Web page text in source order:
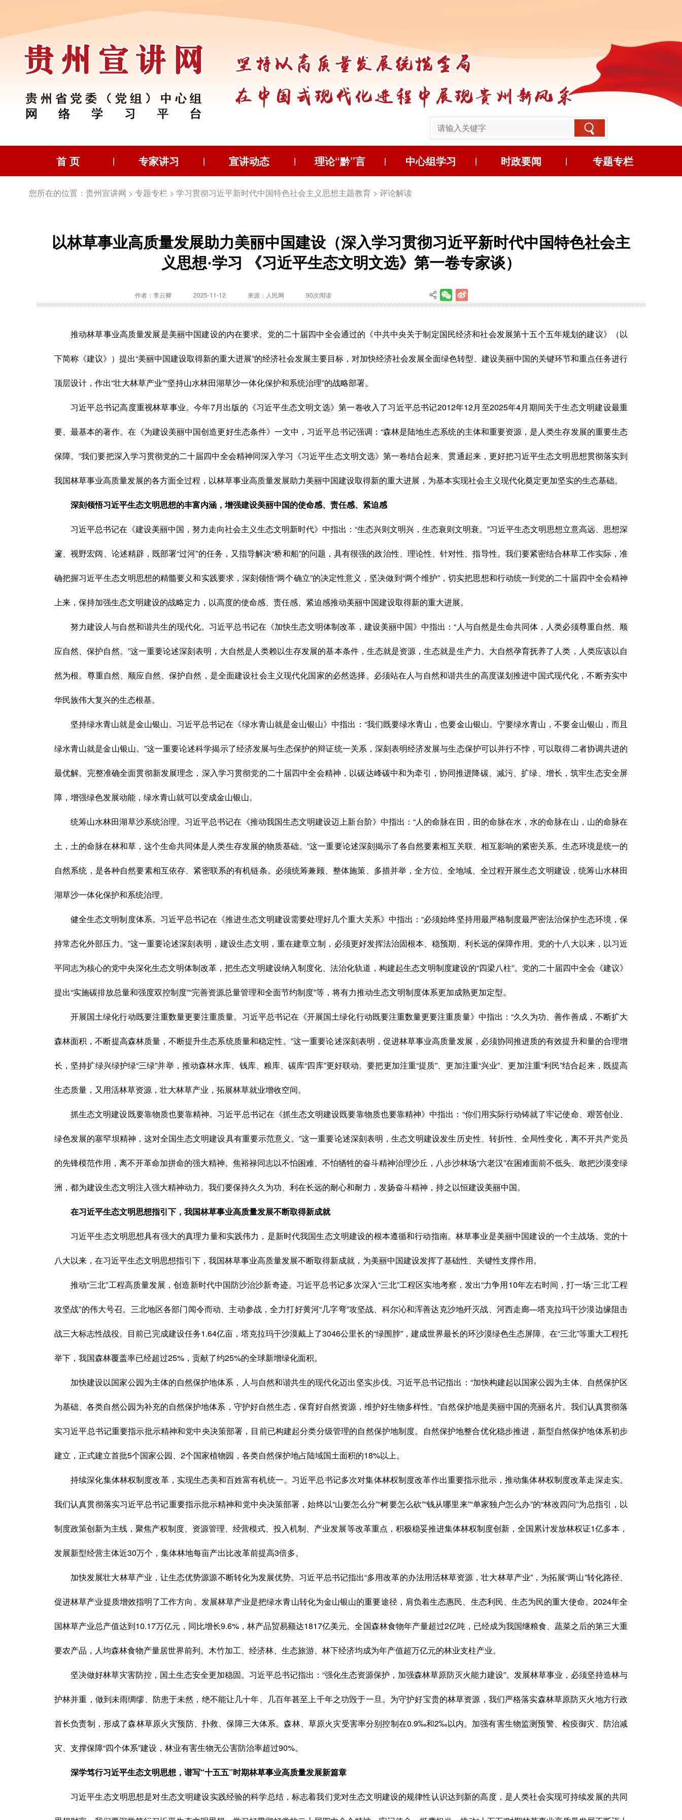
首 页 | 专家讲习 | 宣讲动态 | 理论“黔”言 | 中心组学习 | 时政要闻 | 专题专栏
您所在的位置： 贵州宣讲网 > 专题专栏 > 学习贯彻习近平新时代中国特色社会主义思想主题教育 > 评论解读
以林草事业高质量发展助力美丽中国建设（深入学习贯彻习近平新时代中国特色社会主
义思想·学习 《习近平生态文明文选》第一卷专家谈）
作者：李云卿 2025-11-12 来源：人民网 90次阅读
推动林草事业高质量发展是美丽中国建设的内在要求。党的二十届四中全会通过的《中共中央关于制定国民经济和社会发展第十五个五年规划的建议》（以
下简称《建议》）提出“美丽中国建设取得新的重大进展”的经济社会发展主要目标，对加快经济社会发展全面绿色转型、建设美丽中国的关键环节和重点任务进行
顶层设计，作出“壮大林草产业”“坚持山水林田湖草沙一体化保护和系统治理”的战略部署。
习近平总书记高度重视林草事业。今年7月出版的《习近平生态文明文选》第一卷收入了习近平总书记2012年12月至2025年4月期间关于生态文明建设最重
要、最基本的著作。在《为建设美丽中国创造更好生态条件》一文中，习近平总书记强调：“森林是陆地生态系统的主体和重要资源，是人类生存发展的重要生态
保障。”我们要把深入学习贯彻党的二十届四中全会精神同深入学习《习近平生态文明文选》第一卷结合起来、贯通起来，更好把习近平生态文明思想贯彻落实到
我国林草事业高质量发展的各方面全过程，以林草事业高质量发展助力美丽中国建设取得新的重大进展，为基本实现社会主义现代化奠定更加坚实的生态基础。
深刻领悟习近平生态文明思想的丰富内涵，增强建设美丽中国的使命感、责任感、紧迫感
习近平总书记在《建设美丽中国，努力走向社会主义生态文明新时代》中指出：“生态兴则文明兴，生态衰则文明衰。”习近平生态文明思想立意高远、思想深
邃、视野宏阔、论述精辟，既部署“过河”的任务，又指导解决“桥和船”的问题，具有很强的政治性、理论性、针对性、指导性。我们要紧密结合林草工作实际，准
确把握习近平生态文明思想的精髓要义和实践要求，深刻领悟“两个确立”的决定性意义，坚决做到“两个维护”，切实把思想和行动统一到党的二十届四中全会精神
上来，保持加强生态文明建设的战略定力，以高度的使命感、责任感、紧迫感推动美丽中国建设取得新的重大进展。
努力建设人与自然和谐共生的现代化。习近平总书记在《加快生态文明体制改革，建设美丽中国》中指出：“人与自然是生命共同体，人类必须尊重自然、顺
应自然、保护自然。”这一重要论述深刻表明，大自然是人类赖以生存发展的基本条件，生态就是资源，生态就是生产力。大自然孕育抚养了人类，人类应该以自
然为根。尊重自然、顺应自然、保护自然，是全面建设社会主义现代化国家的必然选择。必须站在人与自然和谐共生的高度谋划推进中国式现代化，不断夯实中
华民族伟大复兴的生态根基。
坚持绿水青山就是金山银山。习近平总书记在《绿水青山就是金山银山》中指出：“我们既要绿水青山，也要金山银山。宁要绿水青山，不要金山银山，而且
绿水青山就是金山银山。”这一重要论述科学揭示了经济发展与生态保护的辩证统一关系，深刻表明经济发展与生态保护可以并行不悖，可以取得二者协调共进的
最优解。完整准确全面贯彻新发展理念，深入学习贯彻党的二十届四中全会精神，以碳达峰碳中和为牵引，协同推进降碳、减污、扩绿、增长，筑牢生态安全屏
障，增强绿色发展动能，绿水青山就可以变成金山银山。
统筹山水林田湖草沙系统治理。习近平总书记在《推动我国生态文明建设迈上新台阶》中指出：“人的命脉在田，田的命脉在水，水的命脉在山，山的命脉在
土，土的命脉在林和草，这个生命共同体是人类生存发展的物质基础。”这一重要论述深刻揭示了各自然要素相互关联、相互影响的紧密关系。生态环境是统一的
自然系统，是各种自然要素相互依存、紧密联系的有机链条。必须统筹兼顾、整体施策、多措并举，全方位、全地域、全过程开展生态文明建设，统筹山水林田
湖草沙一体化保护和系统治理。
健全生态文明制度体系。习近平总书记在《推进生态文明建设需要处理好几个重大关系》中指出：“必须始终坚持用最严格制度最严密法治保护生态环境，保
持常态化外部压力。”这一重要论述深刻表明，建设生态文明，重在建章立制，必须更好发挥法治固根本、稳预期、利长远的保障作用。党的十八大以来，以习近
平同志为核心的党中央深化生态文明体制改革，把生态文明建设纳入制度化、法治化轨道，构建起生态文明制度建设的“四梁八柱”。党的二十届四中全会《建议》
提出“实施碳排放总量和强度双控制度”“完善资源总量管理和全面节约制度”等，将有力推动生态文明制度体系更加成熟更加定型。
开展国土绿化行动既要注重数量更要注重质量。习近平总书记在《开展国土绿化行动既要注重数量更要注重质量》中指出：“久久为功、善作善成，不断扩大
森林面积，不断提高森林质量，不断提升生态系统质量和稳定性。”这一重要论述深刻表明，促进林草事业高质量发展，必须协同推进质的有效提升和量的合理增
长，坚持扩绿兴绿护绿“三绿”并举，推动森林水库、钱库、粮库、碳库“四库”更好联动。要把更加注重“提质”、更加注重“兴业”、更加注重“利民”结合起来，既提高
生态质量，又用活林草资源，壮大林草产业，拓展林草就业增收空间。
抓生态文明建设既要靠物质也要靠精神。习近平总书记在《抓生态文明建设既要靠物质也要靠精神》中指出：“你们用实际行动铸就了牢记使命、艰苦创业、
绿色发展的塞罕坝精神，这对全国生态文明建设具有重要示范意义。”这一重要论述深刻表明，生态文明建设发生历史性、转折性、全局性变化，离不开共产党员
的先锋模范作用，离不开革命加拼命的强大精神。焦裕禄同志以不怕困难、不怕牺牲的奋斗精神治理沙丘，八步沙林场“六老汉”在困难面前不低头、敢把沙漠变绿
洲，都为建设生态文明注入强大精神动力。我们要保持久久为功、利在长远的耐心和耐力，发扬奋斗精神，持之以恒建设美丽中国。
在习近平生态文明思想指引下，我国林草事业高质量发展不断取得新成就
习近平生态文明思想具有强大的真理力量和实践伟力，是新时代我国生态文明建设的根本遵循和行动指南。林草事业是美丽中国建设的一个主战场。党的十
八大以来，在习近平生态文明思想指引下，我国林草事业高质量发展不断取得新成就，为美丽中国建设发挥了基础性、关键性支撑作用。
推动“三北”工程高质量发展，创造新时代中国防沙治沙新奇迹。习近平总书记多次深入“三北”工程区实地考察，发出“力争用10年左右时间，打一场‘三北’工程
攻坚战”的伟大号召。三北地区各部门闻令而动、主动参战，全力打好黄河“几字弯”攻坚战、科尔沁和浑善达克沙地歼灭战、河西走廊—塔克拉玛干沙漠边缘阻击
战三大标志性战役。目前已完成建设任务1.64亿亩，塔克拉玛干沙漠戴上了3046公里长的“绿围脖”，建成世界最长的环沙漠绿色生态屏障。在“三北”等重大工程托
举下，我国森林覆盖率已经超过25%，贡献了约25%的全球新增绿化面积。
加快建设以国家公园为主体的自然保护地体系，人与自然和谐共生的现代化迈出坚实步伐。习近平总书记指出：“加快构建起以国家公园为主体、自然保护区
为基础、各类自然公园为补充的自然保护地体系，守护好自然生态，保育好自然资源，维护好生物多样性。”自然保护地是美丽中国的亮丽名片。我们认真贯彻落
实习近平总书记重要指示批示精神和党中央决策部署，目前已构建起分类分级管理的自然保护地制度。自然保护地整合优化稳步推进，新型自然保护地体系初步
建立，正式建立首批5个国家公园、2个国家植物园，各类自然保护地占陆域国土面积的18%以上。
持续深化集体林权制度改革，实现生态美和百姓富有机统一。习近平总书记多次对集体林权制度改革作出重要指示批示，推动集体林权制度改革走深走实。
我们认真贯彻落实习近平总书记重要指示批示精神和党中央决策部署，始终以“山要怎么分”“树要怎么砍”“钱从哪里来”“单家独户怎么办”的“林改四问”为总指引，以
制度政策创新为主线，聚焦产权制度、资源管理、经营模式、投入机制、产业发展等改革重点，积极稳妥推进集体林权制度创新，全国累计发放林权证1亿多本，
发展新型经营主体近30万个，集体林地每亩产出比改革前提高3倍多。
加快发展壮大林草产业，让生态优势源源不断转化为发展优势。习近平总书记指出“多用改革的办法用活林草资源，壮大林草产业”，为拓展“两山”转化路径、
促进林草产业提质增效指明了工作方向。发展林草产业是把绿水青山转化为金山银山的重要途径，肩负着生态惠民、生态利民、生态为民的重大使命。2024年全
国林草产业总产值达到10.17万亿元，同比增长9.6%，林产品贸易额达1817亿美元。全国森林食物年产量超过2亿吨，已经成为我国继粮食、蔬菜之后的第三大重
要农产品，人均森林食物产量居世界前列。木竹加工、经济林、生态旅游、林下经济均成为年产值超万亿元的林业支柱产业。
坚决做好林草灾害防控，国土生态安全更加稳固。习近平总书记指出：“强化生态资源保护，加强森林草原防灭火能力建设”。发展林草事业，必须坚持造林与
护林并重，做到未雨绸缪、防患于未然，绝不能让几十年、几百年甚至上千年之功毁于一旦。为守护好宝贵的林草资源，我们严格落实森林草原防灭火地方行政
首长负责制，形成了森林草原火灾预防、扑救、保障三大体系。森林、草原火灾受害率分别控制在0.9‰和2‰以内。加强有害生物监测预警、检疫御灾、防治减
灾、支撑保障“四个体系”建设，林业有害生物无公害防治率超过90%。
深学笃行习近平生态文明思想，谱写“十五五”时期林草事业高质量发展新篇章
习近平生态文明思想是对生态文明建设实践经验的科学总结，标志着我们党对生态文明建设的规律性认识达到新的高度，是人类社会实现可持续发展的共同